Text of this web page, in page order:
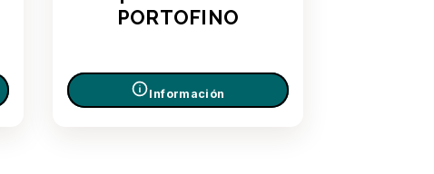
PORTOFINO
Información